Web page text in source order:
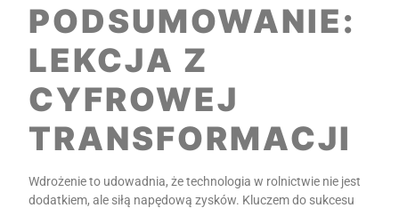
PODSUMOWANIE:
LEKCJA Z
CYFROWEJ
TRANSFORMACJI
Wdrożenie to udowadnia, że technologia w rolnictwie nie jest
dodatkiem, ale siłą napędową zysków. Kluczem do sukcesu